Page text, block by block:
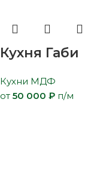
Кухня Габи
Кухни МДФ
от 50 000 ₽ п/м